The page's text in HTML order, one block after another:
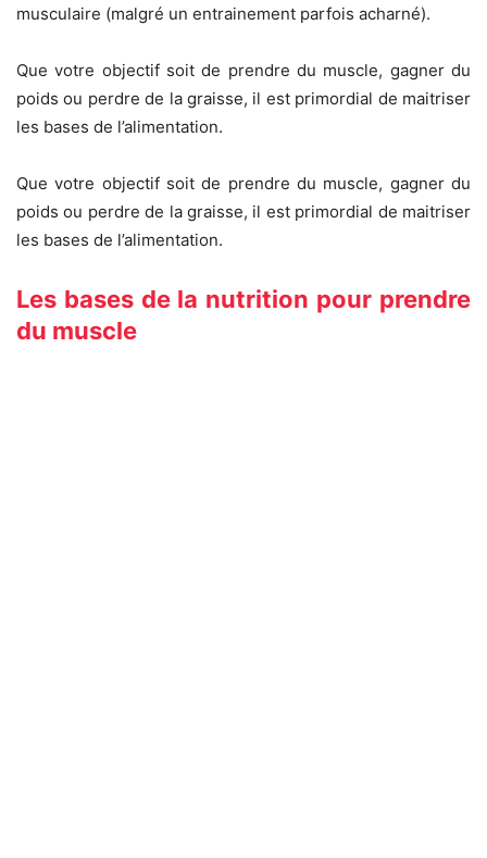
musculaire (malgré un entrainement parfois acharné).
Que votre objectif soit de prendre du muscle, gagner du
poids ou perdre de la graisse, il est primordial de maitriser
les bases de l’alimentation.
Que votre objectif soit de prendre du muscle, gagner du
poids ou perdre de la graisse, il est primordial de maitriser
les bases de l’alimentation.
Les bases de la nutrition pour prendre
du muscle